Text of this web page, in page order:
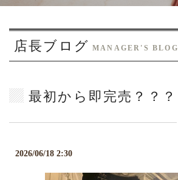
店長ブログ MANAGER'S BLOG
最初から即完売？？？
2026/06/18 2:30